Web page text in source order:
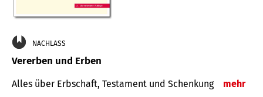
NACHLASS
Vererben und Erben
Alles über Erbschaft, Testament und Schenkung mehr